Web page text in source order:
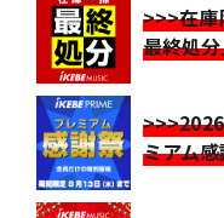
>>>在庫
最終処
ミアム